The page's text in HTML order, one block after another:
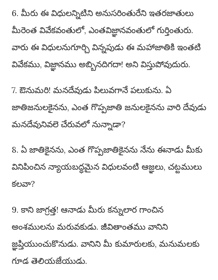
6. మీరు ఈ విధులన్నిటిని అనుసరింతురేని ఇతరజాతులు
మీరెంత వివేకవంతులో, ఎంతవిజ్ఞానవంతులో గుర్తింతురు.
వారు ఈ విధులనుగూర్చి విన్నపుడు ఈ మహాజాతికి ఇంతటి
వివేకము, విజ్ఞానము అబ్బినదిగదా! అని విస్తుపోవుదురు.
7. ఔనుమరి! మనదేవుడు పిలువగానే పలుకును. ఏ
జాతిజనులకైనను, ఎంత గొప్పజాతి జనులకైనను వారి దేవుడు
మనదేవునివలె చేరువలో నున్నాడా?
8. ఏ జాతికైనను, ఎంత గొప్పజాతికైనను నేను ఈనాడు మీకు
వినిపించిన న్యాయబద్ధమైన విధులవంటి ఆజ్ఞలు, చట్టములు
కలవా?
9. కాని జాగ్రత్త! ఆనాడు మీరు కన్నులార గాంచిన
అంశములను మరువకుడు. జీవితాంతము వానిని
జ్ఞప్తియుంచుకొనుడు. వానిని మీ కుమారులకు, మనుమలకు
గూడ తెలియజేయుడు.